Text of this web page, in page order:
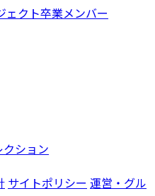
ェクト卒業メンバー
クション
サイトポリシー 運営・グル